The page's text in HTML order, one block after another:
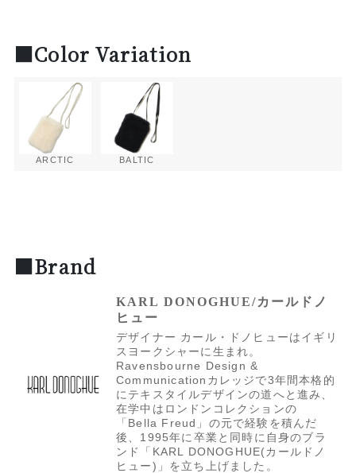
■Color Variation
ARCTIC BALTIC
■Brand
KARL DONOGHUE/カールドノ
ヒュー
デザイナー カール・ドノヒューはイギリ
スヨークシャーに生まれ。
Ravensbourne Design &
Communicationカレッジで3年間本格的
にテキスタイルデザインの道へと進み、
在学中はロンドンコレクションの
「Bella Freud」の元で経験を積んだ
後、1995年に卒業と同時に自身のブラ
ンド「KARL DONOGHUE(カールドノ
ヒュー)」を立ち上げました。